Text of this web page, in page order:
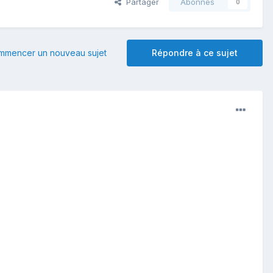
0
Répondre à ce sujet
un nouveau sujet